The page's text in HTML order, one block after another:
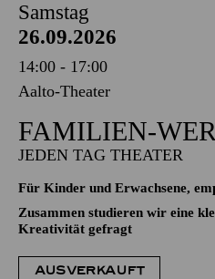
Samstag
26.09.2026
14:00 - 17:00
Aalto-Theater
FAMILIEN-
JEDEN TAG THEATER
Für Kinder und Erwachsene,
Zusammen studieren wir eine
Kreativität gefragt
AUSVERKAUFT